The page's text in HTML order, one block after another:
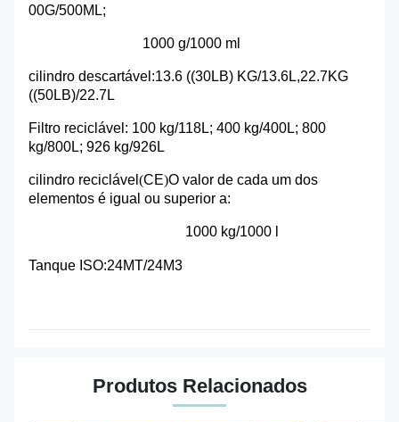
00G/500ML;
1000 g/1000 ml
cilindro descartável :13.6 ((30LB) KG/13.6L,22.7KG
((50LB)/22.7L
Filtro reciclável: 100 kg/118L; 400 kg/400L; 800
kg/800L; 926 kg/926L
cilindro reciclável (CE)O valor de cada um dos
elementos é igual ou superior a:
1000 kg/1000 l
Tanque ISO:24MT/24M3
Produtos Relacionados